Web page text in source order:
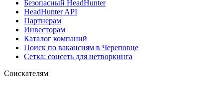
Безопасный HeadHunter
HeadHunter API
Партнерам
Инвесторам
Каталог компаний
Поиск по вакансиям в Череповце
Сетка: соцсеть для нетворкинга
Соискателям